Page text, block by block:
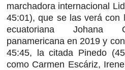
marchadora internacional
45:01), que se las verá con
ecuatoriana Johana
panamericana en 2019 y
45:45, la citada Pinedo
como Carmen Escáriz,